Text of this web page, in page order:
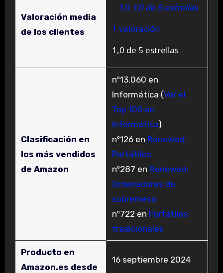
Valoración media
de los clientes
1,0 1,0 de 5 estrellas
1 valoración
1,0 de 5 estrellas
Clasificación en
los más vendidos
de Amazon
nº13.060 en
Informática (Ver el
Top 100 en
Informática)
nº126 en Renewed:
Portátiles
nº287 en Renewed:
Ordenadores de
sobremesa
nº722 en Portátiles
tradicionales
Producto en
Amazon.es desde
16 septiembre 2024